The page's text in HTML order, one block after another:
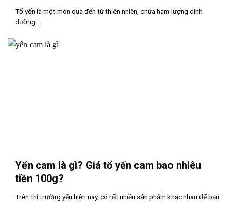
Tổ yến là một món quà đến từ thiên nhiên, chứa hàm lượng dinh
dưỡng ...
Yến cam là gì? Giá tổ yến cam bao nhiêu
tiền 100g?
Trên thị trường yến hiện nay, có rất nhiều sản phẩm khác nhau để bạn